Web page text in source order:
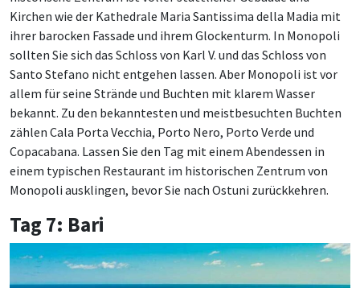
Kirchen wie der Kathedrale Maria Santissima della Madia mit
ihrer barocken Fassade und ihrem Glockenturm. In Monopoli
sollten Sie sich das Schloss von Karl V. und das Schloss von
Santo Stefano nicht entgehen lassen. Aber Monopoli ist vor
allem für seine Strände und Buchten mit klarem Wasser
bekannt. Zu den bekanntesten und meistbesuchten Buchten
zählen Cala Porta Vecchia, Porto Nero, Porto Verde und
Copacabana. Lassen Sie den Tag mit einem Abendessen in
einem typischen Restaurant im historischen Zentrum von
Monopoli ausklingen, bevor Sie nach Ostuni zurückkehren.
Tag 7: Bari